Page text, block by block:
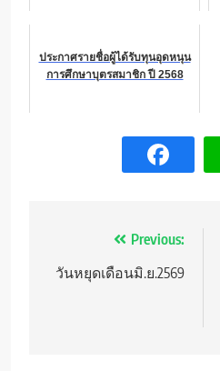
ประกาศรายชื่อผู้ได้รับทุนอุดหนุน
การศึกษาบุตรสมาชิก ปี 2568
แนะแนว
เรื่อง
Previous:
วันหยุดเดือนมิ.ย.2569